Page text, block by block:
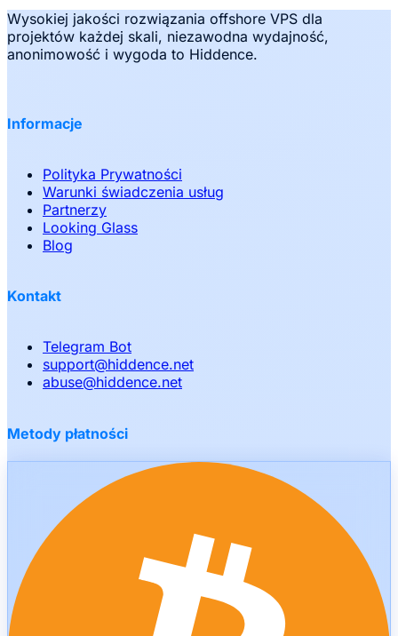
Wysokiej jakości rozwiązania offshore VPS dla
projektów każdej skali, niezawodna wydajność,
anonimowość i wygoda to Hiddence.
Informacje
Polityka Prywatności
Warunki świadczenia usług
Partnerzy
Looking Glass
Blog
Kontakt
Telegram Bot
support@hiddence.net
abuse@hiddence.net
Metody płatności